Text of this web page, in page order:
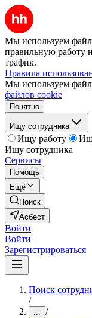
Мы используем
правильную работу
трафик.
Правила
Мы используем
файлов cookie
Понятно
Ищу сотрудника
Ищу работу
Ищу сотрудника
Сервисы
Помощь
Ещё
Поиск
Асбест
Войти
Войти
Зарегистрироваться
Поиск
/
... /